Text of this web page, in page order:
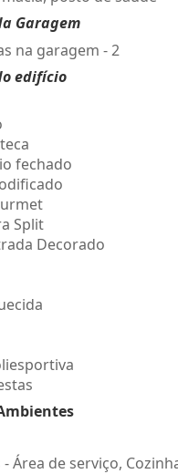
Garagem
na garagem - 2
edifício
fechado
Split
Decorado
Área de serviço,